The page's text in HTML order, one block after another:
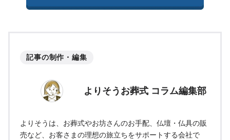
記事の制作・編集
よりそうお葬式 コラム編集部
よりそうは、お葬式やお坊さんのお手配、仏壇・仏具の販
売など、お客さまの理想の旅立ちをサポートする会社で